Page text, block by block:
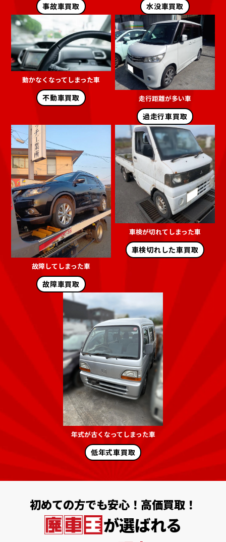
事故車買取 水没車買取
動かなくなってしまった車
不動車買取 走行距離が多い車
過走行車買取
故障してしまった車
故障車買取
車検が切れてしまった車
車検切れした車買取
年式が古くなってしまった車
低年式車買取
初めての方でも安心！高価買取！
が選ばれる